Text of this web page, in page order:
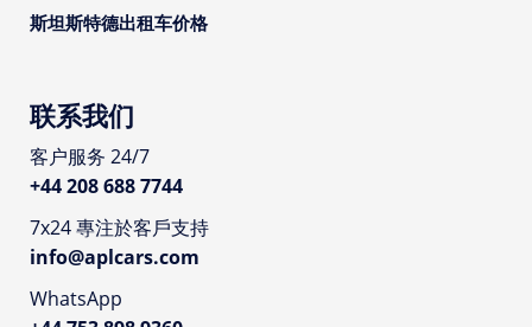
斯坦斯特德出租车价格
联系我们
客户服务 24/7
+44 208 688 7744
7x24 專注於客戶支持
info@aplcars.com
WhatsApp